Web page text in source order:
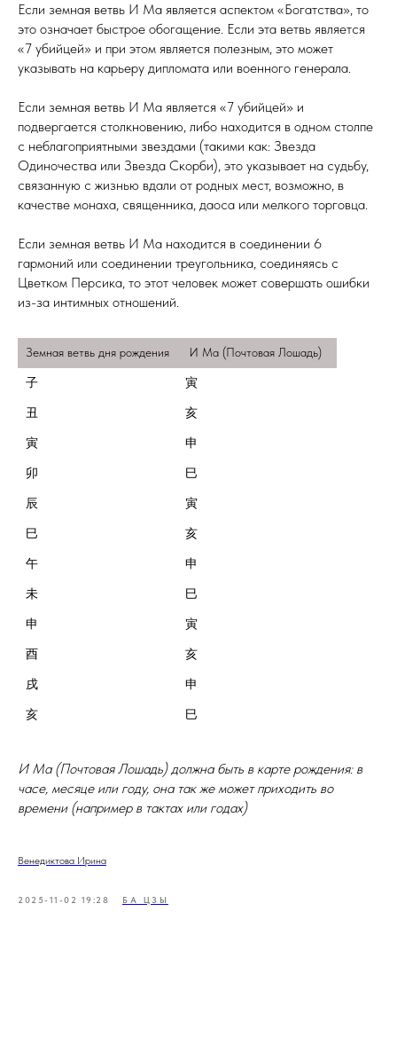
Если земная ветвь И Ма является аспектом «Богатства», то
это означает быстрое обогащение. Если эта ветвь является
«7 убийцей» и при этом является полезным, это может
указывать на карьеру дипломата или военного генерала.
Если земная ветвь И Ма является «7 убийцей» и
подвергается столкновению, либо находится в одном столпе
с неблагоприятными звездами (такими как: Звезда
Одиночества или Звезда Скорби), это указывает на судьбу,
связанную с жизнью вдали от родных мест, возможно, в
качестве монаха, священника, даоса или мелкого торговца.
Если земная ветвь И Ма находится в соединении 6
гармоний или соединении треугольника, соединяясь с
Цветком Персика, то этот человек может совершать ошибки
из-за интимных отношений.
Земная ветвь дня рождения И Ма (Почтовая Лошадь)
子 寅
丑 亥
申
巳
寅
巳
午
巳
申 寅
酉
戌
亥 巳
И Ма (Почтовая Лошадь) должна быть в карте рождения: в
часе, месяце или году, она так же может приходить во
времени (например в тактах или годах)
Венедиктова Ирина
2025-11-02 19:28 БА ЦЗЫ